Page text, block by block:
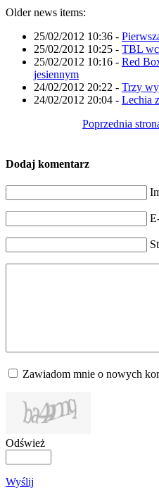
Older news items:
25/02/2012 10:36 -
25/02/2012 10:25 - TBL
25/02/2012 10:16 - Red
jesiennym
24/02/2012 20:22 - Trzy
24/02/2012 20:04 - Lechia
Poprzednia
Dodaj komentarz
Zawiadom mnie o nowych
Odśwież
Wyślij